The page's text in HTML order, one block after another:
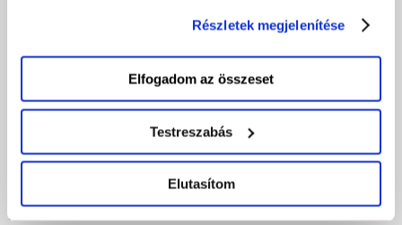
nyomva csak a szükséges sütik tárolását fogadja el.
Részletek megjelenítése
Elfogadom az összeset
Testreszabás
Elutasítom
végérvényesen a fájljaidat?
felhasználónak, aki úgy érzi, alig néhány évtizedes
digitális életében jelentősen megnövekedett a sok
adat! Ha úgy döntöttél végérvényesen szeretnél
megszabadulni minden digitális dokumentumodtól,
fotódtól és …
2024-05-12